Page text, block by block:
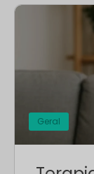
Geral